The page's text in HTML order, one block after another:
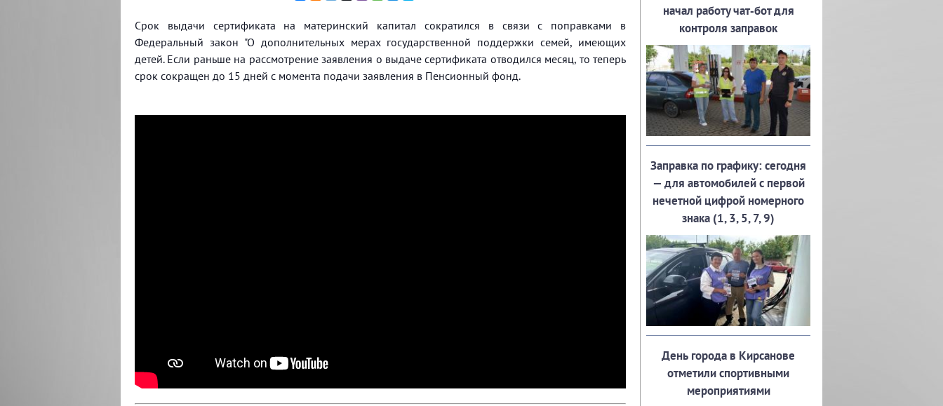
Срок выдачи сертификата на материнский капитал сократился в связи с поправками в
Федеральный закон "О дополнительных мерах государственной поддержки семей, имеющих
детей. Если раньше на рассмотрение заявления о выдаче сертификата отводился месяц, то теперь
срок сокращен до 15 дней с момента подачи заявления в Пенсионный фонд.
начал работу чат‑бот для
контроля заправок
Заправка по графику: сегодня
— для автомобилей с первой
нечетной цифрой номерного
знака (1, 3, 5, 7, 9)
День города в Кирсанове
отметили спортивными
мероприятиями